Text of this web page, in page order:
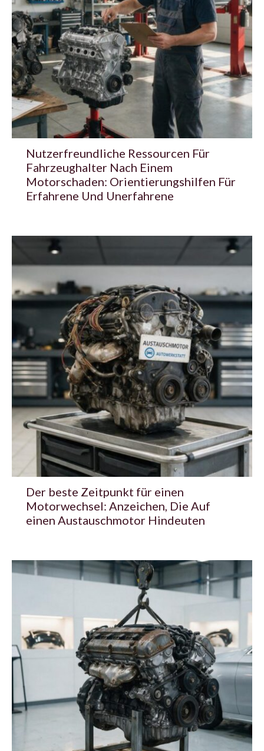
Nutzerfreundliche Ressourcen Für
Fahrzeughalter Nach Einem
Motorschaden: Orientierungshilfen Für
Erfahrene Und Unerfahrene
Der beste Zeitpunkt für einen
Motorwechsel: Anzeichen, Die Auf
einen Austauschmotor Hindeuten